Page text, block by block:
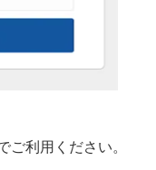
利用ください。